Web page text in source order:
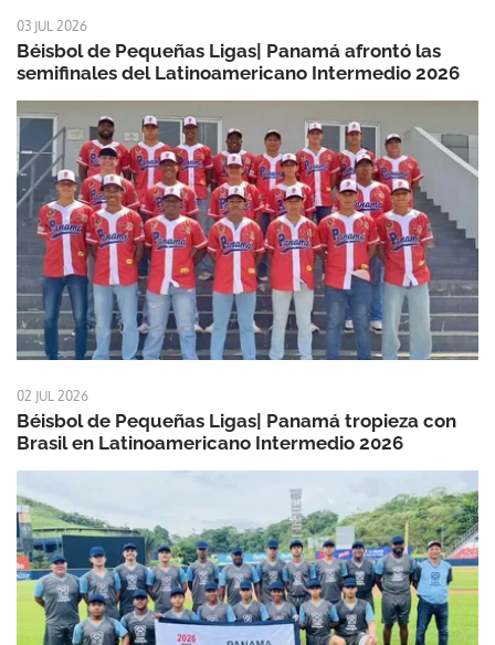
03 JUL 2026
Béisbol de Pequeñas Ligas| Panamá afrontó las
semifinales del Latinoamericano Intermedio 2026
02 JUL 2026
Béisbol de Pequeñas Ligas| Panamá tropieza con
Brasil en Latinoamericano Intermedio 2026